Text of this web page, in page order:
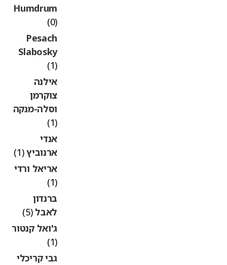
Humdrum
Pesach
Slabosky
אילנה
צוקרמן
וסלה-מנקה
אנדי
ארנוביץ(1)
אריאל ורדי
ברנדון
לאבל(5)
ג'ואל קנטור
גבי קריכלי